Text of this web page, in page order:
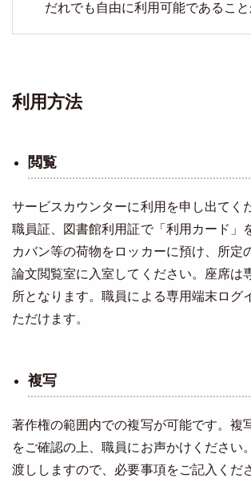
だれでも自由に利用可能であること
利用方法
閲覧
サービスカウンターに利用を申し出てく
職員証、図書館利用証で「利用カード」
カバン等の荷物をロッカーに預け、所定
論文閲覧室に入室してください。座席は
所となります。職員による専用端末ログ
ただけます。
複写
著作権の範囲内での複写が可能です。複
をご確認の上、職員にお声かけください
渡ししますので、必要事項をご記入くだ